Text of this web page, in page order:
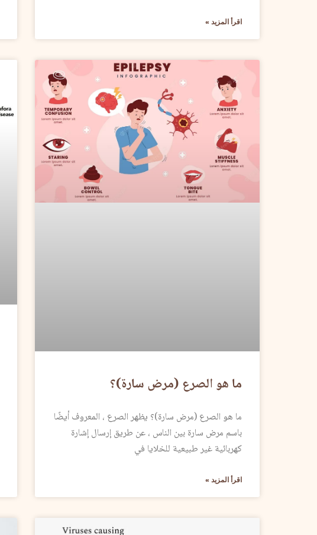
اقرأ المزيد »
ما هو الصرع (مرض سارة)؟
ما هو الصرع (مرض سارة)؟ يظهر الصرع ، المعروف أيضًا
باسم مرض سارة بين الناس ، عن طريق إرسال إشارة
كهربائية غير طبيعية للخلايا في
اقرأ المزيد »